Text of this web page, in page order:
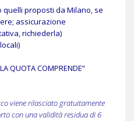
proposti da Milano, se
assicurazione
richiederla)
QUOTA COMPRENDE”
viene rilasciato gratuitamente
con una validità residua di 6